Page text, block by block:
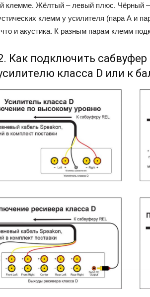
клемме. Жёлтый – левый плюс. Чёрный
клемм у усилителя (пара А и
и акустика. К разным парам клемм
Как подключить
класса D или к